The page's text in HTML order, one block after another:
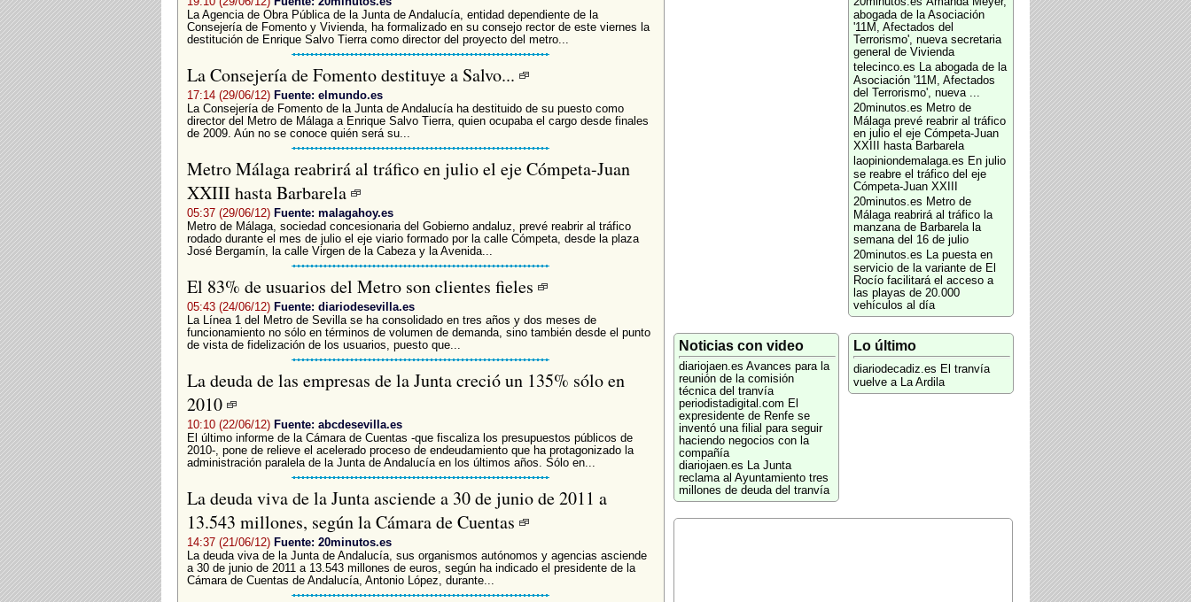
La Agencia de Obra Pública de la Junta de Andalucía, entidad dependiente de la
Consejería de Fomento y Vivienda, ha formalizado en su consejo rector de este viernes la
destitución de Enrique Salvo Tierra como director del proyecto del metro...
La Consejería de Fomento destituye a Salvo...
17:14 (29/06/12) Fuente: elmundo.es
La Consejería de Fomento de la Junta de Andalucía ha destituido de su puesto como
director del Metro de Málaga a Enrique Salvo Tierra, quien ocupaba el cargo desde finales
de 2009. Aún no se conoce quién será su...
Metro Málaga reabrirá al tráfico en julio el eje Cómpeta-Juan
XXIII hasta Barbarela
05:37 (29/06/12) Fuente: malagahoy.es
Metro de Málaga, sociedad concesionaria del Gobierno andaluz, prevé reabrir al tráfico
rodado durante el mes de julio el eje viario formado por la calle Cómpeta, desde la plaza
José Bergamín, la calle Virgen de la Cabeza y la Avenida...
El 83% de usuarios del Metro son clientes fieles
05:43 (24/06/12) Fuente: diariodesevilla.es
La Línea 1 del Metro de Sevilla se ha consolidado en tres años y dos meses de
funcionamiento no sólo en términos de volumen de demanda, sino también desde el punto
de vista de fidelización de los usuarios, puesto que...
La deuda de las empresas de la Junta creció un 135% sólo en
2010
10:10 (22/06/12) Fuente: abcdesevilla.es
El último informe de la Cámara de Cuentas -que fiscaliza los presupuestos públicos de
2010-, pone de relieve el acelerado proceso de endeudamiento que ha protagonizado la
administración paralela de la Junta de Andalucía en los últimos años. Sólo en...
La deuda viva de la Junta asciende a 30 de junio de 2011 a
13.543 millones, según la Cámara de Cuentas
14:37 (21/06/12) Fuente: 20minutos.es
La deuda viva de la Junta de Andalucía, sus organismos autónomos y agencias asciende
a 30 de junio de 2011 a 13.543 millones de euros, según ha indicado el presidente de la
Cámara de Cuentas de Andalucía, Antonio López, durante...
abogada de la Asociación
'11M, Afectados del
Terrorismo', nueva secretaria
general de Vivienda
telecinco.es La abogada de la
Asociación '11M, Afectados
del Terrorismo', nueva ...
20minutos.es Metro de
Málaga prevé reabrir al tráfico
en julio el eje Cómpeta-Juan
XXIII hasta Barbarela
laopiniondemalaga.es En julio
se reabre el tráfico del eje
Cómpeta-Juan XXIII
20minutos.es Metro de
Málaga reabrirá al tráfico la
manzana de Barbarela la
semana del 16 de julio
20minutos.es La puesta en
servicio de la variante de El
Rocío facilitará el acceso a
las playas de 20.000
vehículos al día
Noticias con video
diariojaen.es Avances para la
reunión de la comisión
técnica del tranvía
periodistadigital.com El
expresidente de Renfe se
inventó una filial para seguir
haciendo negocios con la
compañía
diariojaen.es La Junta
reclama al Ayuntamiento tres
millones de deuda del tranvía
Lo último
diariodecadiz.es El tranvía
vuelve a La Ardila